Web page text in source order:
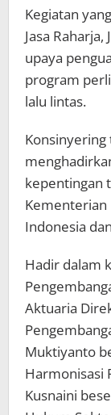
Kegiatan
Jasa
upaya
program
lalu lintas.
kepentingan
Kementerian
Indonesia
Hadir dalam
Aktuaria
Muktiyanto
Harmonisasi
Kusnaini